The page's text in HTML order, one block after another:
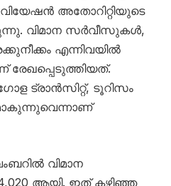
അതോറിറ്റിയുടെ
വിമാന സർവീസുകൾ,
എന്നിവയിൽ
ട്രാൻസിറ്റ്, ടൂറിസം
വിമാന
ആയി. ഇത് കഴിഞ്ഞ